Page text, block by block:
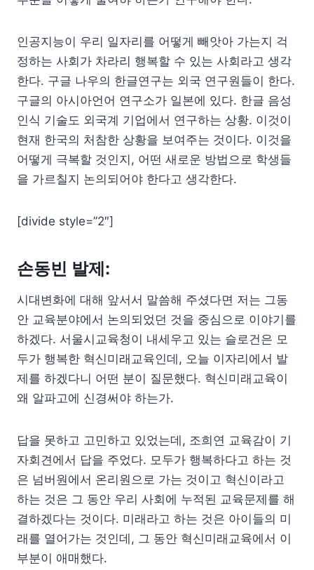
인공지능이 우리 일자리를 어떻게 빼앗아 가는지 걱
정하는 사회가 차라리 행복할 수 있는 사회라고 생각
한다. 구글 나우의 한글연구는 외국 연구원들이 한다.
구글의 아시아언어 연구소가 일본에 있다. 한글 음성
인식 기술도 외국계 기업에서 연구하는 상황. 이것이
현재 한국의 처참한 상황을 보여주는 것이다. 이것을
어떻게 극복할 것인지, 어떤 새로운 방법으로 학생들
을 가르칠지 논의되어야 한다고 생각한다.
[divide style=”2″]
손동빈 발제:
시대변화에 대해 앞서서 말씀해 주셨다면 저는 그동
안 교육분야에서 논의되었던 것을 중심으로 이야기를
하겠다. 서울시교육청이 내세우고 있는 슬로건은 모
두가 행복한 혁신미래교육인데, 오늘 이자리에서 발
제를 하겠다니 어떤 분이 질문했다. 혁신미래교육이
왜 알파고에 신경써야 하는가.
답을 못하고 고민하고 있었는데, 조희연 교육감이 기
자회견에서 답을 주었다. 모두가 행복하다고 하는 것
은 넘버원에서 온리원으로 가는 것이고 혁신이라고
하는 것은 그 동안 우리 사회에 누적된 교육문제를 해
결하겠다는 것이다. 미래라고 하는 것은 아이들의 미
래를 열어가는 것인데, 그 동안 혁신미래교육에서 이
부분이 애매했다.